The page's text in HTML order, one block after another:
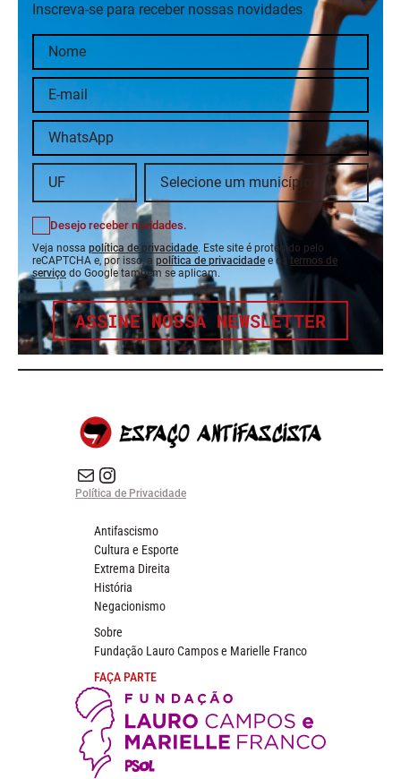
Inscreva-se para receber nossas novidades
Desejo receber novidades.
Veja nossa política de privacidade. Este site é protegido pelo
reCAPTCHA e, por isso, a política de privacidade e os termos de
serviço do Google também se aplicam.
ASSINE NOSSA NEWSLETTER
E-mail Instagram do Espaço Antifascista
Política de Privacidade
Antifascismo
Cultura e Esporte
Extrema Direita
História
Negacionismo
Sobre
Fundação Lauro Campos e Marielle Franco
FAÇA PARTE